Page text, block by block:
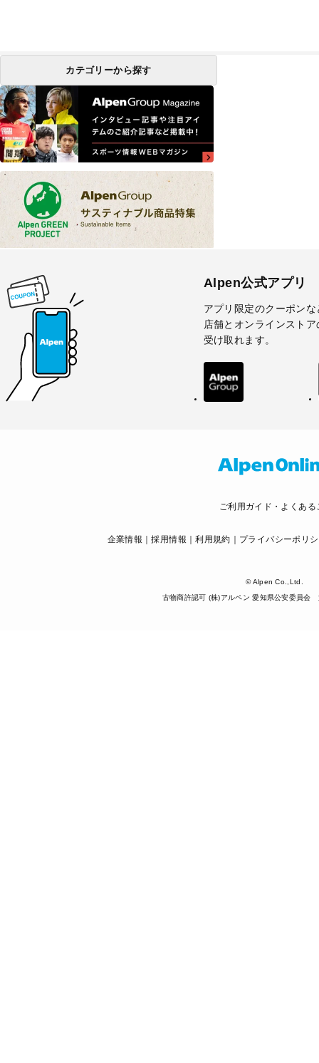
カテゴリーから探す
Alpen公式アプリ
アプリ限定のクーポンな
店舗とオンラインスト
受け取れます。
ご利用ガイド・よくある
企業情報 採用情報 利用規約 プライバシーポリ
© Alpen Co.,Ltd.
古物商許認可 (株)アルペン 愛知県公安委員